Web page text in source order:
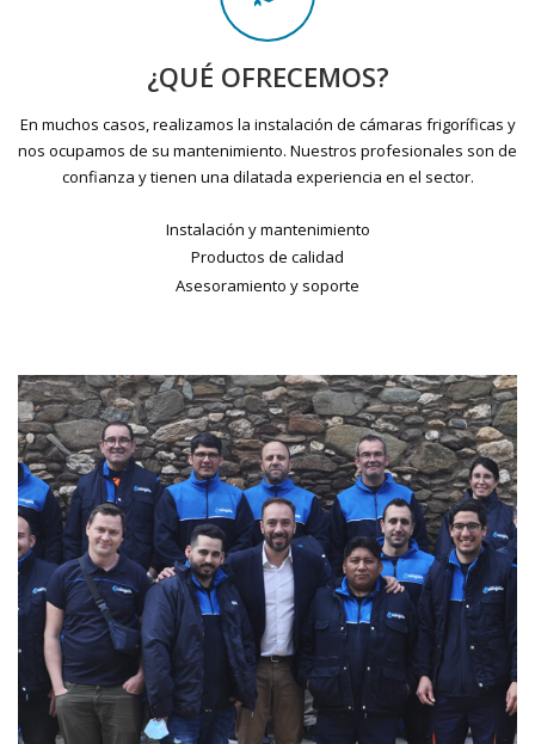
¿QUÉ OFRECEMOS?
En muchos casos, realizamos la instalación de cámaras frigoríficas y
nos ocupamos de su mantenimiento. Nuestros profesionales son de
confianza y tienen una dilatada experiencia en el sector.
Instalación y mantenimiento
Productos de calidad
Asesoramiento y soporte